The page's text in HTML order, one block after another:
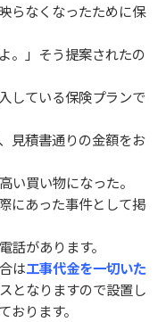
らなくなったために保
よ。」そう提案されたの
している保険プランで
見積書通りの金額をお
い買い物になった。
にあった事件として掲
話があります。
は工事代金を一切いた
となりますので設置し
おります。